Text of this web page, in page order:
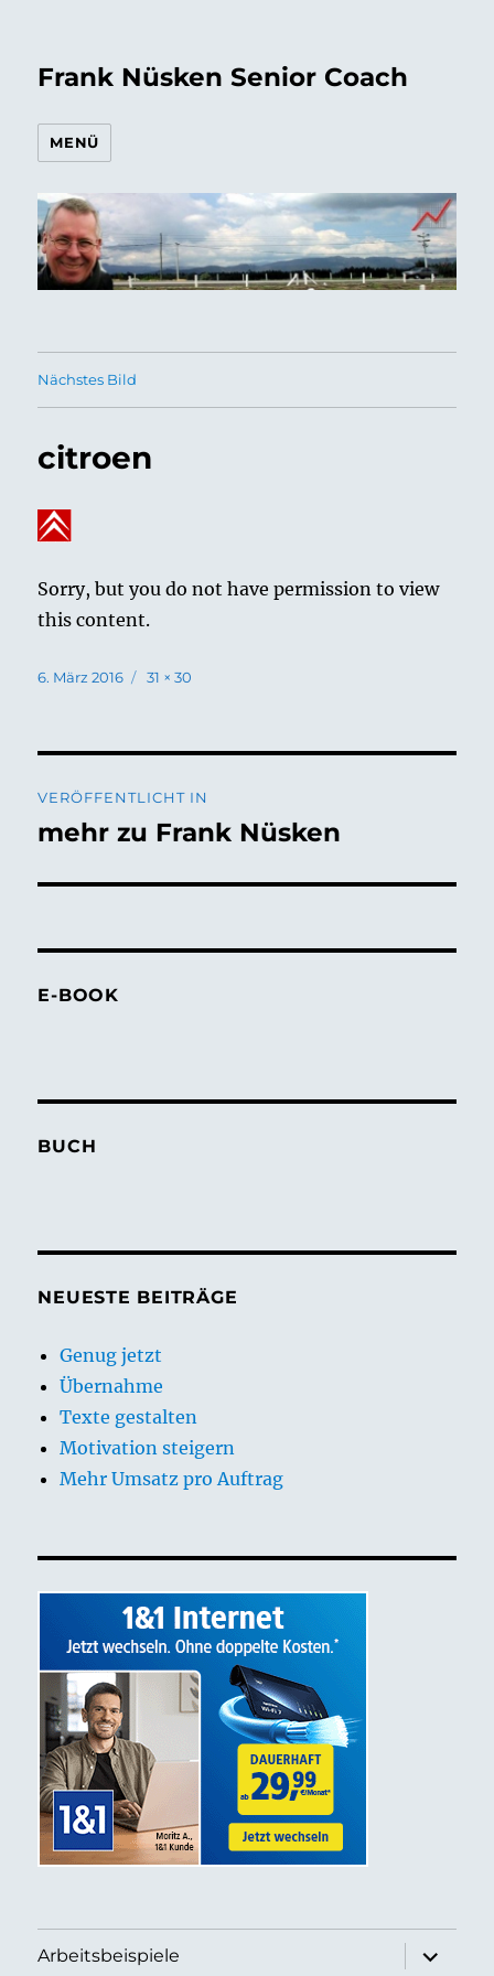
Frank Nüsken Senior Coach
MENÜ
Nächstes Bild
citroen
Sorry, but you do not have permission to view
this content.
Veröffentlicht
6. März 2016
Volle
31 × 30
VERÖFFENTLICHT IN
mehr zu Frank Nüsken
E-BOOK
BUCH
NEUESTE BEITRÄGE
Genug jetzt
Übernahme
Texte gestalten
Motivation steigern
Mehr Umsatz pro Auftrag
Arbeitsbeispiele
anzeigen